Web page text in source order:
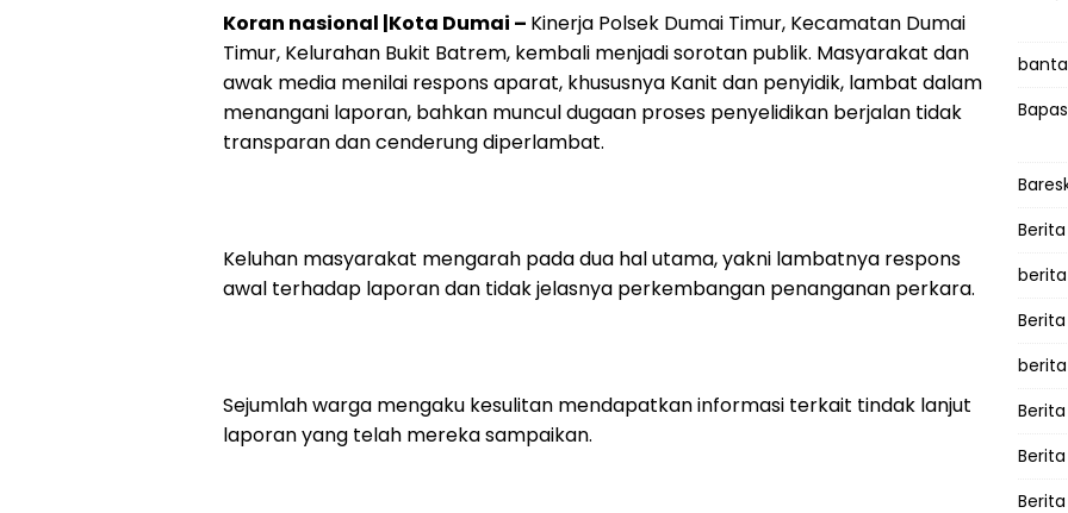
Koran nasional |Kota Dumai – Kinerja Polsek Dumai Timur, Kecamatan Dumai
Timur, Kelurahan Bukit Batrem, kembali menjadi sorotan publik. Masyarakat dan
awak media menilai respons aparat, khususnya Kanit dan penyidik, lambat dalam
menangani laporan, bahkan muncul dugaan proses penyelidikan berjalan tidak
transparan dan cenderung diperlambat.
Keluhan masyarakat mengarah pada dua hal utama, yakni lambatnya respons
awal terhadap laporan dan tidak jelasnya perkembangan penanganan perkara.
Sejumlah warga mengaku kesulitan mendapatkan informasi terkait tindak lanjut
laporan yang telah mereka sampaikan.
Berita